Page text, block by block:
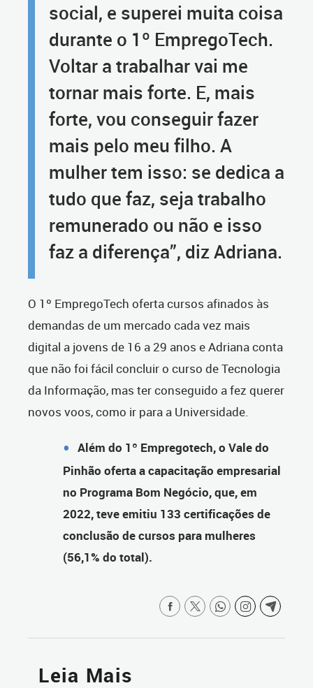
social, e superei muita coisa
durante o 1º EmpregoTech.
Voltar a trabalhar vai me
tornar mais forte. E, mais
forte, vou conseguir fazer
mais pelo meu filho. A
mulher tem isso: se dedica a
tudo que faz, seja trabalho
remunerado ou não e isso
faz a diferença”, diz Adriana.
O 1º EmpregoTech oferta cursos afinados às
demandas de um mercado cada vez mais
digital a jovens de 16 a 29 anos e Adriana conta
que não foi fácil concluir o curso de Tecnologia
da Informação, mas ter conseguido a fez querer
novos voos, como ir para a Universidade.
Além do 1º Empregotech, o Vale do
Pinhão oferta a capacitação empresarial
no Programa Bom Negócio, que, em
2022, teve emitiu 133 certificações de
conclusão de cursos para mulheres
(56,1% do total).
Leia Mais